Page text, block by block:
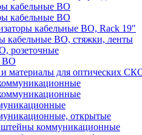
кабельные ВО
кабельные ВО
кабельные ВО, Rack 19"
кабельные ВО, стяжки, ленты
розеточные
ВО
материалы для оптических
открытые
коммуникационные